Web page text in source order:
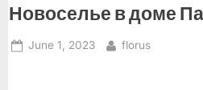
Новоселье в доме
Posted
June 1, 2023 By
florus